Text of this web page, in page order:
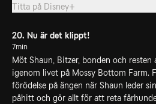
Titta på Disney+
20. Nu är det klippt!
7min
Möt Shaun, Bitzer, bonden och
igenom livet på Mossy Bottom Farm.
förödelse på ängen när Shaun leder
påhitt och gör allt för att reta